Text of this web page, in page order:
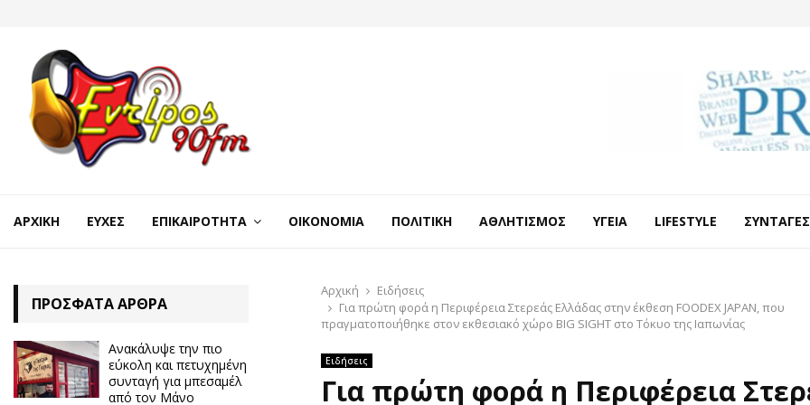
ΑΡΧΙΚΉ ΕΥΧΈΣ ΕΠΙΚΑΙΡΌΤΗΤΑ ΟΙΚΟΝΟΜΊΑ ΠΟΛΙΤΙΚΉ ΑΘΛΗΤΙΣΜΌΣ ΥΓΕΊΑ LIFESTYLE ΣΥΝΤΑΓΈΣ
Αρχική
Ειδήσεις
Για πρώτη φορά η Περιφέρεια Στερεάς Ελλάδας στην έκθεση FOODEX JAPAN, που
πραγματοποιήθηκε στον εκθεσιακό χώρο BIG SIGHT στο Τόκυο της Ιαπωνίας
Ειδήσεις
Για πρώτη φορά η Περιφέρεια
ΠΡΌΣΦΑΤΑ ΆΡΘΡΑ
Ανακάλυψε την πιο
εύκολη και πετυχημένη
συνταγή για μπεσαμέλ
από τον Μάνο